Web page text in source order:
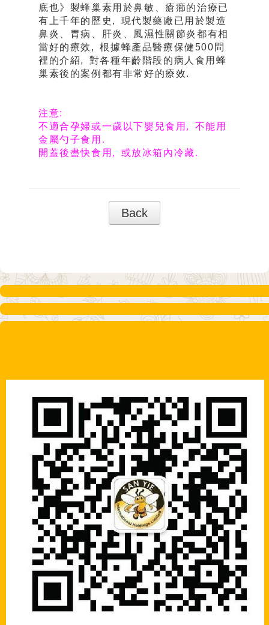
底也》製蜂巢素用於鼻敏、瘡癤的治療已
有上千年的歷史, 現代製藥廠已用於製造
鼻炎、胃病、肝炎、風濕性關節炎都有相
當好的療效, 根據蜂產品醫療保健500問
裡的介紹, 對各種年齡階段的病人食用蜂
巢素後的案例都有非常好的療效.
注意:
不適合孕婦或一歲以下嬰兒食用 , 不能用
金屬勺子食用.
開蓋後盡快食用, 或放冰箱內冷藏.